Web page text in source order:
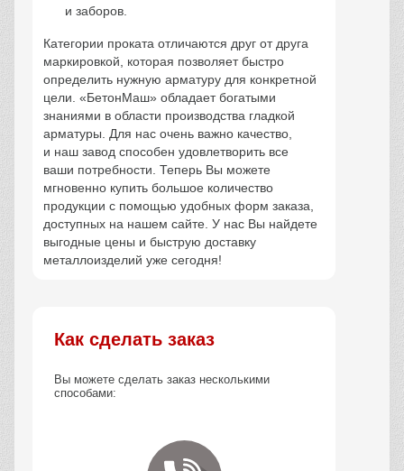
и заборов.
Категории проката отличаются друг от друга
маркировкой, которая позволяет быстро
определить нужную арматуру для конкретной
цели. «БетонМаш» обладает богатыми
знаниями в области производства гладкой
арматуры. Для нас очень важно качество,
и наш завод способен удовлетворить все
ваши потребности. Теперь Вы можете
мгновенно купить большое количество
продукции с помощью удобных форм заказа,
доступных на нашем сайте. У нас Вы найдете
выгодные цены и быструю доставку
металлоизделий уже сегодня!
Как сделать заказ
Вы можете сделать заказ несколькими
способами: